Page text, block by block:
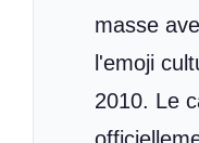
masse
l'emoji
2010. Le